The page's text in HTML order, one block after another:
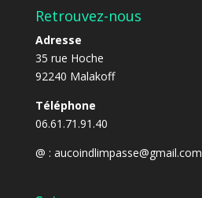
Retrouvez-nous
Adresse
35 rue Hoche
92240 Malakoff
Téléphone
06.61.71.91.40
@ : aucoindlimpasse@gmail.com